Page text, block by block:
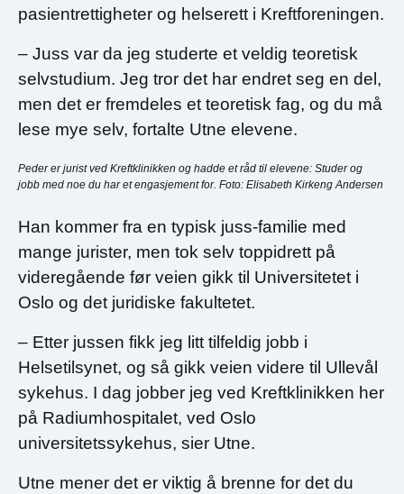
pasientrettigheter og helserett i Kreftforeningen.
– Juss var da jeg studerte et veldig teoretisk
selvstudium. Jeg tror det har endret seg en del,
men det er fremdeles et teoretisk fag, og du må
lese mye selv, fortalte Utne elevene.
Peder er jurist ved Kreftklinikken og hadde et råd til elevene: Studer og
jobb med noe du har et engasjement for. Foto: Elisabeth Kirkeng Andersen
Han kommer fra en typisk juss-familie med
mange jurister, men tok selv toppidrett på
videregående før veien gikk til Universitetet i
Oslo og det juridiske fakultetet.
– Etter jussen fikk jeg litt tilfeldig jobb i
Helsetilsynet, og så gikk veien videre til Ullevål
sykehus. I dag jobber jeg ved Kreftklinikken her
på Radiumhospitalet, ved Oslo
universitetssykehus, sier Utne.
Utne mener det er viktig å brenne for det du